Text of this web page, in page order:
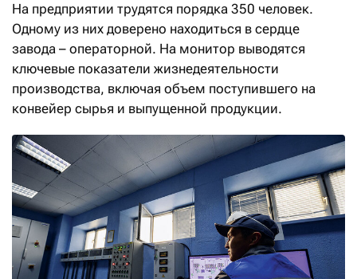
На предприятии трудятся порядка 350 человек.
Одному из них доверено находиться в сердце
завода – операторной. На монитор выводятся
ключевые показатели жизнедеятельности
производства, включая объем поступившего на
конвейер сырья и выпущенной продукции.